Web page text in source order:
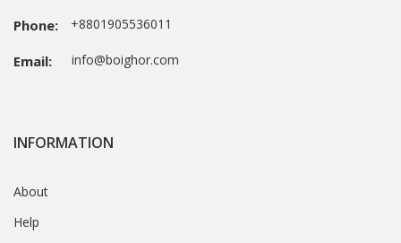
Phone: +8801905536011
Email: info@boighor.com
INFORMATION
About
Help